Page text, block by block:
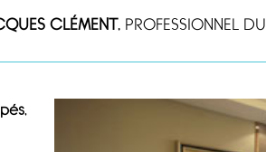
CLÉMENT, PROFESSIONNEL DU
,